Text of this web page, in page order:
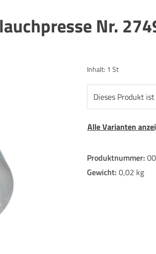
Nr.
Inhalt: 1 St
Dieses Produkt
Alle Varianten
Produktnummer:
Gewicht: 0,02 kg